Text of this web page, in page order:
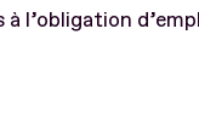
l’obligation